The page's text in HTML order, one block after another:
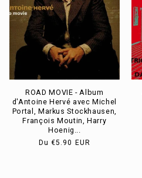
ROAD MOVIE - Album
d'Antoine Hervé avec Michel
Portal, Markus Stockhausen,
François Moutin, Harry
Hoenig...
Prix
Du€5.90 EUR